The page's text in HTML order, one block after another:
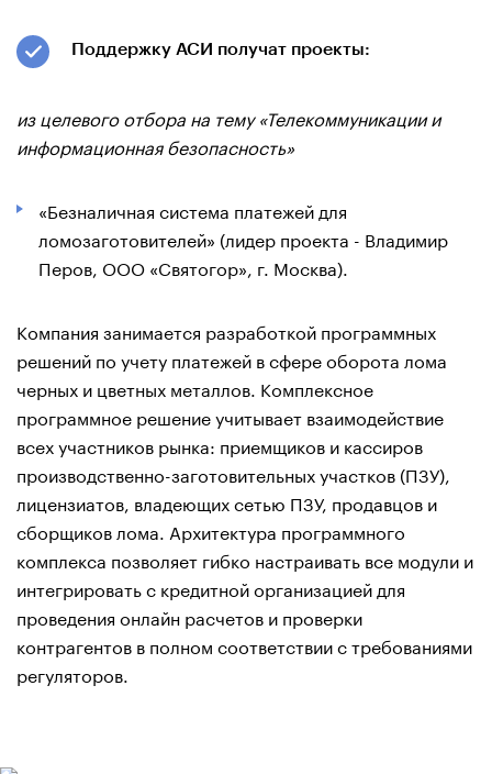
Поддержку АСИ получат проекты:
из целевого отбора на тему «Телекоммуникации и
информационная безопасность»
«Безналичная система платежей для
ломозаготовителей» (лидер проекта - Владимир
Перов, ООО «Святогор», г. Москва).
Компания занимается разработкой программных
решений по учету платежей в сфере оборота лома
черных и цветных металлов. Комплексное
программное решение учитывает взаимодействие
всех участников рынка: приемщиков и кассиров
производственно-заготовительных участков (ПЗУ),
лицензиатов, владеющих сетью ПЗУ, продавцов и
сборщиков лома. Архитектура программного
комплекса позволяет гибко настраивать все модули и
интегрировать с кредитной организацией для
проведения онлайн расчетов и проверки
контрагентов в полном соответствии с требованиями
регуляторов.